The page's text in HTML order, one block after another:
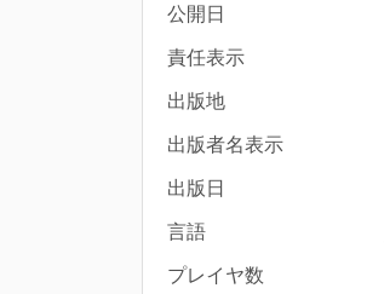
公開日
責任表示
出版地
出版者名表示
出版日
言語
プレイヤ数